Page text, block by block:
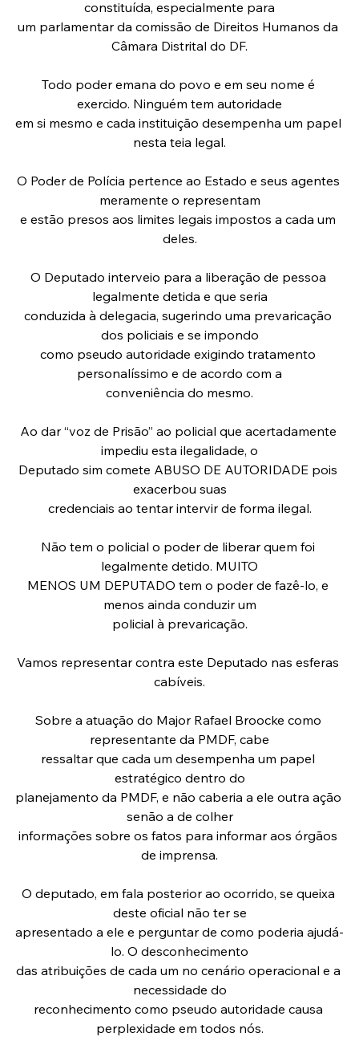
constituída, especialmente para
um parlamentar da comissão de Direitos Humanos da
Câmara Distrital do DF.
Todo poder emana do povo e em seu nome é
exercido. Ninguém tem autoridade
em si mesmo e cada instituição desempenha um papel
nesta teia legal.
O Poder de Polícia pertence ao Estado e seus agentes
meramente o representam
e estão presos aos limites legais impostos a cada um
deles.
O Deputado interveio para a liberação de pessoa
legalmente detida e que seria
conduzida à delegacia, sugerindo uma prevaricação
dos policiais e se impondo
como pseudo autoridade exigindo tratamento
personalíssimo e de acordo com a
conveniência do mesmo.
Ao dar “voz de Prisão” ao policial que acertadamente
impediu esta ilegalidade, o
Deputado sim comete ABUSO DE AUTORIDADE pois
exacerbou suas
credenciais ao tentar intervir de forma ilegal.
Não tem o policial o poder de liberar quem foi
legalmente detido. MUITO
MENOS UM DEPUTADO tem o poder de fazê-lo, e
menos ainda conduzir um
policial à prevaricação.
Vamos representar contra este Deputado nas esferas
cabíveis.
Sobre a atuação do Major Rafael Broocke como
representante da PMDF, cabe
ressaltar que cada um desempenha um papel
estratégico dentro do
planejamento da PMDF, e não caberia a ele outra ação
senão a de colher
informações sobre os fatos para informar aos órgãos
de imprensa.
O deputado, em fala posterior ao ocorrido, se queixa
deste oficial não ter se
apresentado a ele e perguntar de como poderia ajudá-
lo. O desconhecimento
das atribuições de cada um no cenário operacional e a
necessidade do
reconhecimento como pseudo autoridade causa
perplexidade em todos nós.